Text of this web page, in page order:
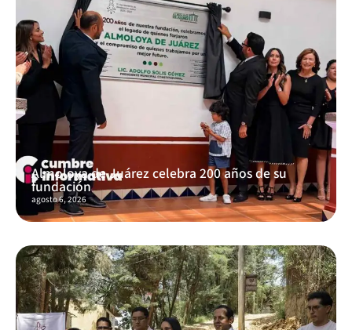
Almoloya de Juárez celebra 200 años de su
fundación
agosto 6, 2026